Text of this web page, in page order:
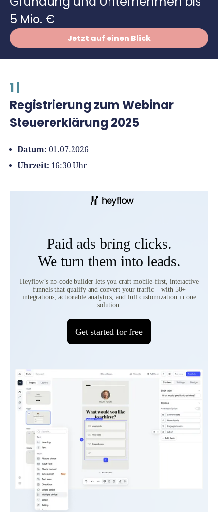
Weitere Tools & Vorlagen
Vergleiche
Steuerberatung
Software
Deals
5 Mio. €
Jetzt auf einen Blick
1 |
Registrierung zum Webinar
Steuererklärung 2025
Datum: 01.07.2026
Uhrzeit: 16:30 Uhr